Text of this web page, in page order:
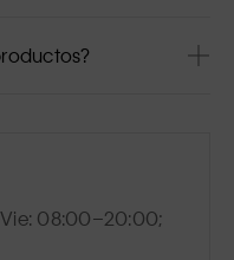
08:00–20:00;